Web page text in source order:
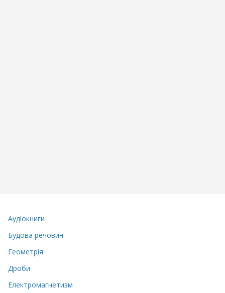
Аудіокниги
Будова речовин
Геометрія
Дроби
Електромагнетизм